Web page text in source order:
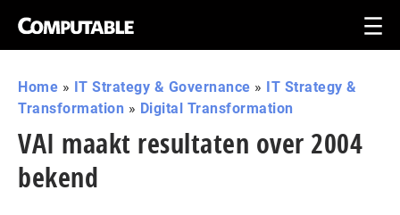
Home » IT Strategy & Governance » IT Strategy &
Transformation » Digital Transformation
VAI maakt resultaten over 2004
bekend